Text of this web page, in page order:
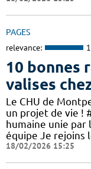
PAGES
relevance:
10 bonnes
valises
Le CHU de
un projet de vie !
humaine unie
équipe Je rejoins
18/02/2026 15:25